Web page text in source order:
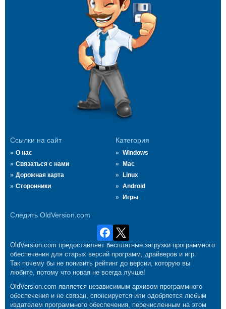
Ссылки на сайт
О нас
Связаться с нами
Дорожная карта
Сторонники
Категория
Windows
Mac
Linux
Android
Игры
Следить OldVersion.com
OldVersion.com предоставляет бесплатные загрузки программного
обеспечения для старых версий программ, драйверов и игр.
Так почему бы не понизить рейтинг до версии, которую вы
любите, потому что новая не всегда лучше!
OldVersion.com является независимым архивом программного
обеспечения и не связан, спонсируется или одобряется любым
издателем программного обеспечения, перечисленным на этом